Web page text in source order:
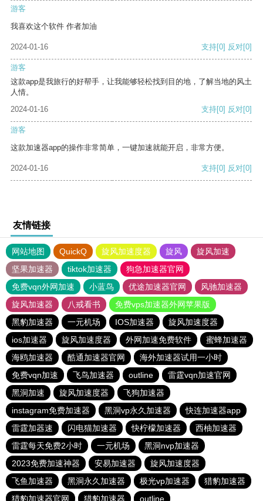
游客
我喜欢这个软件 作者加油
2024-01-16 支持[0] 反对[0]
游客
这款app是我旅行的好帮手，让我能够轻松找到目的地，了解当地的风土
人情。
2024-01-16
支持[0] 反对[0]
游客
这款加速器app的操作非常简单，一键加速就能开启，非常方便。
2024-01-16 支持[0] 反对[0]
友情链接
网站地图 QuickQ 旋风加速度器 旋风
旋风加速
坚果加速器
tiktok加速器
狗急加速器官网
免费vqn外网加速
小蓝鸟 优途加速器官网
风驰加速器
旋风加速器
八戒看书
免费vps加速器外网苹果版
黑豹加速器
一元机场 IOS加速器
旋风加速度器
ios加速器
旋风加速度器 外网加速免费软件
蜜蜂加速器
海鸥加速器
酷通加速器官网
海外加速器试用一小时
免费vqn加速
飞鸟加速器 outline
雷霆vqn加速官网
黑洞加速
旋风加速度器
飞狗加速器
instagram免费加速器
黑洞vp永久加速器
快连加速器app
雷霆加器速
闪电猫加速器 快柠檬加速器
西柚加速器
雷霆每天免费2小时
一元机场
黑洞nvp加速器
2023免费加速神器
安易加速器
旋风加速度器
飞鱼加速器
黑洞永久加速器 极光vp加速器
猎豹加速器
猎豹加速器官网
猎豹加速器 outline